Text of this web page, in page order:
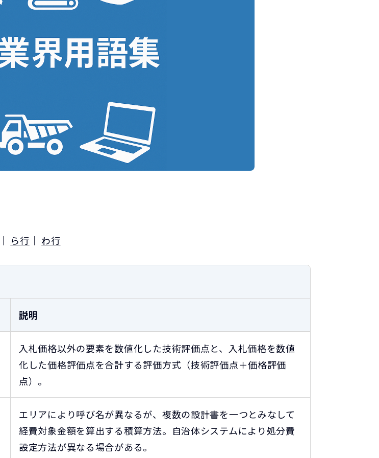
『plusCAD電気α』
『plusCAD機械α』
｜ ら行 ｜わ行
説明
入札価格以外の要素を数値化した技術評価点と、入札価格を数値
化した価格評価点を合計する評価方式（技術評価点＋価格評価
点）。
エリアにより呼び名が異なるが、複数の設計書を一つとみなして
経費対象金額を算出する積算方法。自治体システムにより処分費
設定方法が異なる場合がある。